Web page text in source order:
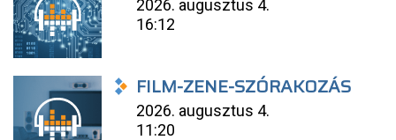
2026. augusztus 4.
16:12
FILM-ZENE-SZÓRAKOZÁS
2026. augusztus 4.
11:20